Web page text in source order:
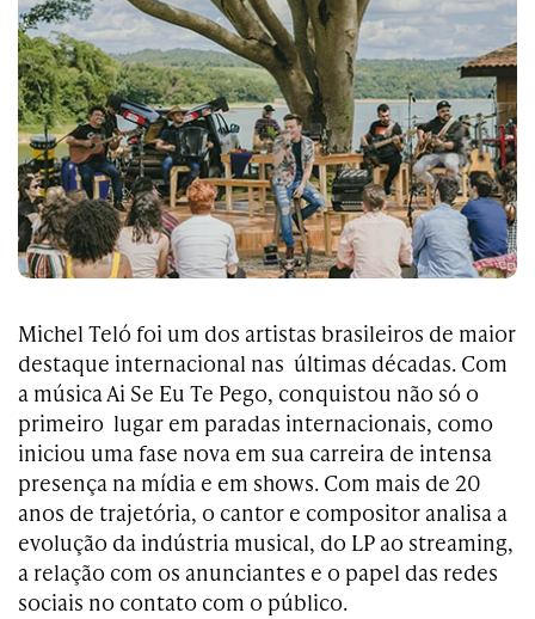
Michel Teló foi um dos artistas brasileiros de maior
destaque internacional nas últimas décadas. Com
a música Ai Se Eu Te Pego, conquistou não só o
primeiro lugar em paradas internacionais, como
iniciou uma fase nova em sua carreira de intensa
presença na mídia e em shows. Com mais de 20
anos de trajetória, o cantor e compositor analisa a
evolução da indústria musical, do LP ao streaming,
a relação com os anunciantes e o papel das redes
sociais no contato com o público.